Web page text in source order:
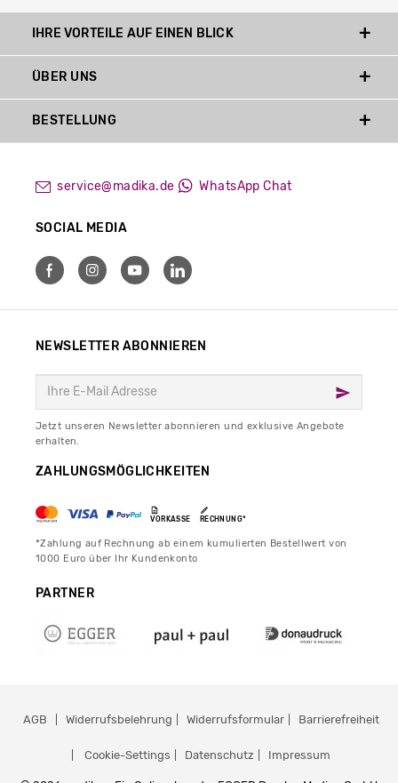
IHRE VORTEILE AUF EINEN BLICK
service@madika.de WhatsApp Chat
SOCIAL MEDIA
ÜBER UNS
BESTELLUNG
NEWSLETTER ABONNIEREN
Jetzt unseren Newsletter abonnieren und exklusive Angebote
erhalten.
ZAHLUNGSMÖGLICHKEITEN
VORKASSE RECHNUNG*
*Zahlung auf Rechnung ab einem kumulierten Bestellwert von
1000 Euro über Ihr Kundenkonto
PARTNER
AGB Widerrufsbelehrung Widerrufsformular Barrierefreiheit
Cookie-Settings Datenschutz Impressum